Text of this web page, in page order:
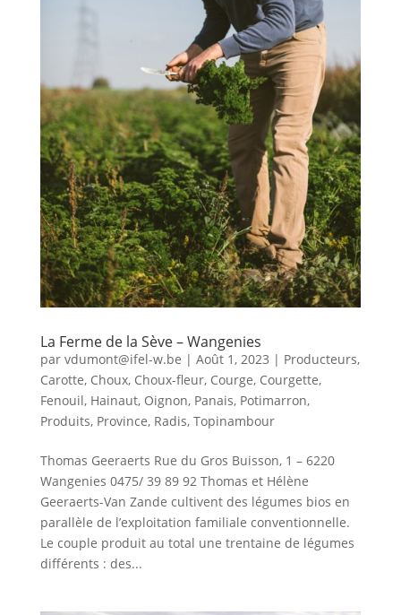
La Ferme de la Sève – Wangenies
par vdumont@ifel-w.be | Août 1, 2023 | Producteurs,
Carotte, Choux, Choux-fleur, Courge, Courgette,
Fenouil, Hainaut, Oignon, Panais, Potimarron,
Produits, Province, Radis, Topinambour
Thomas Geeraerts Rue du Gros Buisson, 1 – 6220
Wangenies 0475/ 39 89 92 Thomas et Hélène
Geeraerts-Van Zande cultivent des légumes bios en
parallèle de l’exploitation familiale conventionnelle.
Le couple produit au total une trentaine de légumes
différents : des...